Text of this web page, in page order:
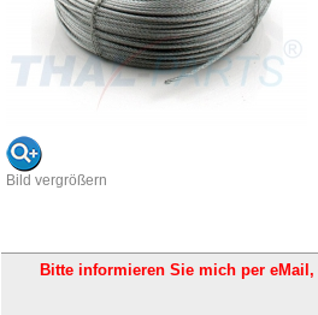
Bild vergrößern
Bitte informieren Sie mich per eMail,